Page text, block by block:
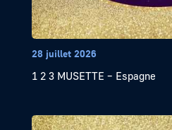
28 juillet 2026
1 2 3 MUSETTE – Espagne